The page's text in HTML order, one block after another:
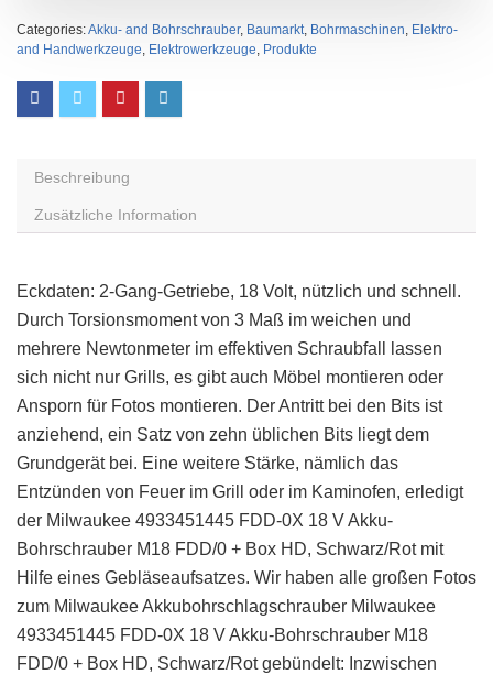
Categories:Akku- and Bohrschrauber, Baumarkt, Bohrmaschinen, Elektro-
and Handwerkzeuge, Elektrowerkzeuge, Produkte
Beschreibung
Zusätzliche Information
Eckdaten: 2-Gang-Getriebe, 18 Volt, nützlich und schnell.
Durch Torsionsmoment von 3 Maß im weichen und
mehrere Newtonmeter im effektiven Schraubfall lassen
sich nicht nur Grills, es gibt auch Möbel montieren oder
Ansporn für Fotos montieren. Der Antritt bei den Bits ist
anziehend, ein Satz von zehn üblichen Bits liegt dem
Grundgerät bei. Eine weitere Stärke, nämlich das
Entzünden von Feuer im Grill oder im Kaminofen, erledigt
der Milwaukee 4933451445 FDD-0X 18 V Akku-
Bohrschrauber M18 FDD/0 + Box HD, Schwarz/Rot mit
Hilfe eines Gebläseaufsatzes. Wir haben alle großen Fotos
zum Milwaukee Akkubohrschlagschrauber Milwaukee
4933451445 FDD-0X 18 V Akku-Bohrschrauber M18
FDD/0 + Box HD, Schwarz/Rot gebündelt: Inzwischen